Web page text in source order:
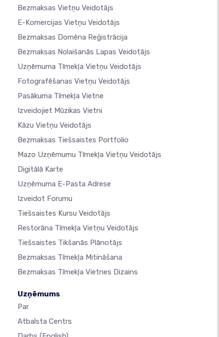
Bezmaksas Vietņu Veidotājs
E-Komercijas Vietņu Veidotājs
Bezmaksas Domēna Reģistrācija
Bezmaksas Nolaišanās Lapas Veidotājs
Uzņēmuma Tīmekļa Vietņu Veidotājs
Fotografēšanas Vietņu Veidotājs
Pasākuma Tīmekļa Vietne
Izveidojiet Mūzikas Vietni
Kāzu Vietņu Veidotājs
Bezmaksas Tiešsaistes Portfolio
Mazo Uzņēmumu Tīmekļa Vietņu Veidotājs
Digitālā Karte
Uzņēmuma E-Pasta Adrese
Izveidot Forumu
Tiešsaistes Kursu Veidotājs
Restorāna Tīmekļa Vietņu Veidotājs
Tiešsaistes Tikšanās Plānotājs
Bezmaksas Tīmekļa Mitināšana
Bezmaksas Tīmekļa Vietnes Dizains
Uzņēmums
Par
Atbalsta Centrs